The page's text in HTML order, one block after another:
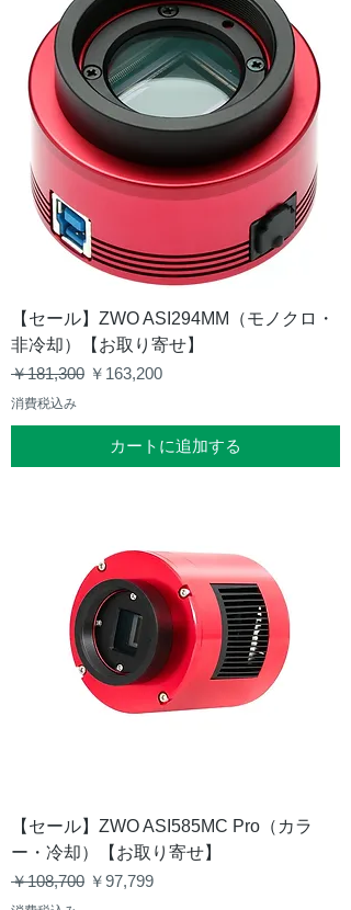
【セール】ZWO ASI294MM（モノクロ・
非冷却）【お取り寄せ】
通常価格
￥181,300 セール価格
￥163,200
消費税込み
カートに追加する
【セール】ZWO ASI585MC Pro（カラ
ー・冷却）【お取り寄せ】
通常価格
￥108,700 セール価格
￥97,799